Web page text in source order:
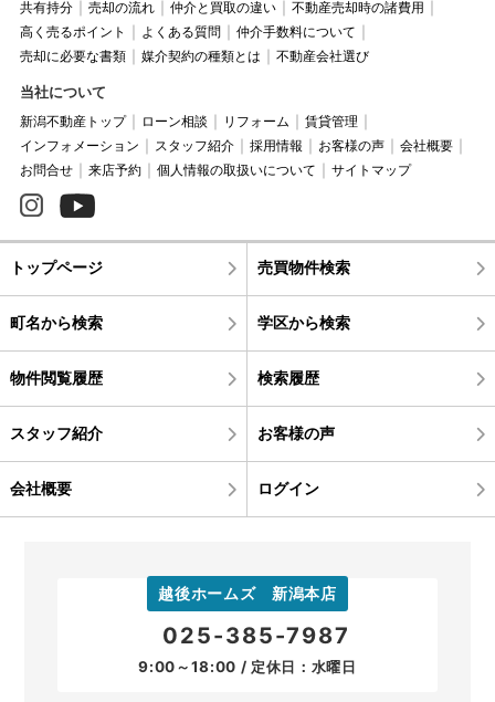
共有持分
売却の流れ 仲介と買取の違い
不動産売却時の諸費用
高く売るポイント
よくある質問
仲介手数料について
売却に必要な書類
媒介契約の種類とは 不動産会社選び
当社について
新潟不動産トップ ローン相談 リフォーム
賃貸管理
インフォメーション
スタッフ紹介 採用情報 お客様の声
会社概要
お問合せ
来店予約 個人情報の取扱いについて サイトマップ
トップページ 売買物件検索
町名から検索 学区から検索
物件閲覧履歴 検索履歴
スタッフ紹介 お客様の声
会社概要 ログイン
越後ホームズ 新潟本店
025-385-7987
9:00～18:00 / 定休日：水曜日